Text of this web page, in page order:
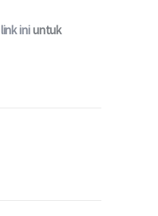
link ini untuk